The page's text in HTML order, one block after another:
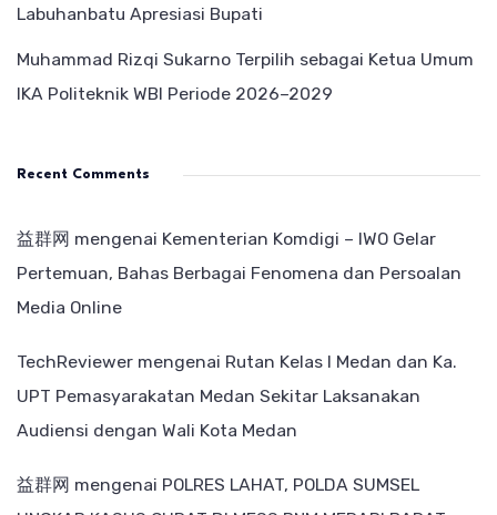
Labuhanbatu Apresiasi Bupati
Muhammad Rizqi Sukarno Terpilih sebagai Ketua Umum
IKA Politeknik WBI Periode 2026–2029
Recent Comments
益群网 mengenai Kementerian Komdigi – IWO Gelar
Pertemuan, Bahas Berbagai Fenomena dan Persoalan
Media Online
TechReviewer mengenai Rutan Kelas I Medan dan Ka.
UPT Pemasyarakatan Medan Sekitar Laksanakan
Audiensi dengan Wali Kota Medan
益群网 mengenai POLRES LAHAT, POLDA SUMSEL